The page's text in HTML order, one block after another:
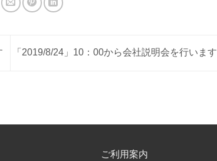
「2019/8/24」10：00から会社説明会を行います
ご利用案内